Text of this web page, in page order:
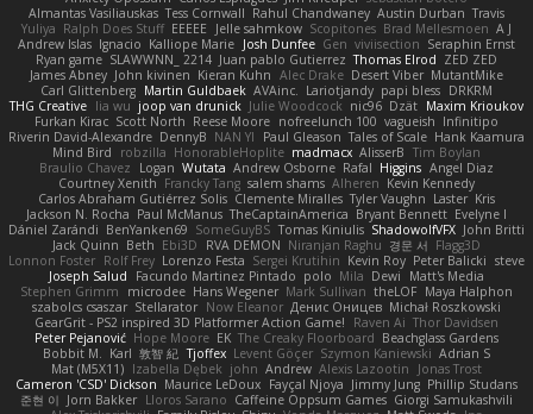
Almantas Vasiliauskas Tess Cornwall Rahul Chandwaney Austin Durban Travis
Yuliya Ralph Does Stuff EEEEE Jelle sahmkow Scopitones Brad Mellesmoen A J
Andrew Islas Ignacio Kalliope Marie Josh Dunfee Gen viviisection Seraphin Ernst
Ryan game SLAWWNN_ 2214 Juan pablo Gutierrez Thomas Elrod ZED ZED
James Abney John kivinen Kieran Kuhn Alec Drake Desert Viber MutantMike
Carl Glittenberg Martin Guldbaek AVAinc. Lariotjandy papi bless DRKRM
THG Creative lia wu joop van drunick Julie Woodcock nic96 Dzät Maxim Krioukov
Furkan Kirac Scott North Reese Moore nofreelunch 100 vagueish Infinitipo
Riverin David-Alexandre DennyB NAN YI Paul Gleason Tales of Scale Hank Kaamura
Mind Bird
robzilla HonorableHoplite madmacx AlisserB Tim Boylan
Braulio Chavez
Logan Wutata Andrew Osborne Rafal Higgins Angel Diaz
Courtney Xenith Francky Tang salem shams Alheren Kevin Kennedy
Carlos Abraham Gutiérrez Solis Clemente Miralles Tyler Vaughn Laster Kris
Jackson N. Rocha Paul McManus TheCaptainAmerica Bryant Bennett Evelyne I
Dániel Zarándi BenYanken69 SomeGuyBS Tomas Kiniulis ShadowolfVFX John Britti
Jack Quinn Beth Ebi3D RVA DEMON Niranjan Raghu 경문 서 Flagg3D
Lonnon Foster Rolf Frey Lorenzo Festa Sergei Krutihin Kevin Roy Peter Balicki steve
Joseph Salud
Facundo Martinez Pintado polo Mila Dewi
Matt's Media
Stephen Grimm
microdee Hans Wegener Mark Sullivan theLOF Maya Halphon
szabolcs csaszar Stellarator Now Eleanor Денис Оницев Michał Roszkowski
GearGrit - PS2 inspired 3D Platformer Action Game!
Raven Ai Thor Davidsen
Peter Pejanović Hope Moore EK The Creaky Floorboard Beachglass Gardens
Bobbit M. Karl 敦智 紀 Tjoffex Levent Göçer Szymon Kaniewski Adrian S
Mat (M5X11) Izabella Dębek john Andrew Alexis Lazootin
Jonas Trost
Cameron 'CSD' Dickson Maurice LeDoux Fayçal Njoya Jimmy Jung Phillip Studans
준현 이 Jorn Bakker Lloros Sarano Caffeine Oppsum Games Giorgi Samukashvili